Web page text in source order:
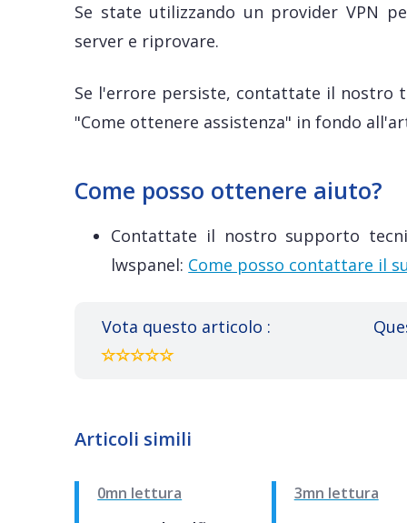
Se state utilizzando un provider VPN
server e riprovare.
Se l'errore persiste, contattate il nostro
"Come ottenere assistenza" in fondo
Come posso ottenere aiuto?
Contattate il nostro supporto
lwspanel: Come posso contattare il
Vota questo articolo :
Articoli simili
0mn lettura 3mn lettura